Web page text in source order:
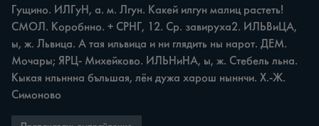
Гущино. ИЛГуН, а. м. Лгун. Какей илгун малиц растеть!
СМОЛ. Коробнно. + СРНГ, 12. Ср. завируха2. ИЛЬВиЦА,
ы, ж. Львица. А тая ильвица и ни глядить ны нарот. ДЕМ.
Мочары; ЯРЦ- Михейково. ИЛЬНиНА, ы, ж. Стебель льна.
Кыкая нльннна бъльшая, лён дужа харош ныннчи. Х.-Ж.
Симоново